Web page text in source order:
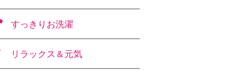
すっきりお洗濯
リラックス＆元気